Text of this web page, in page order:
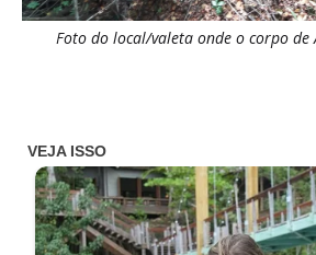
Foto do local/valeta onde o corpo de